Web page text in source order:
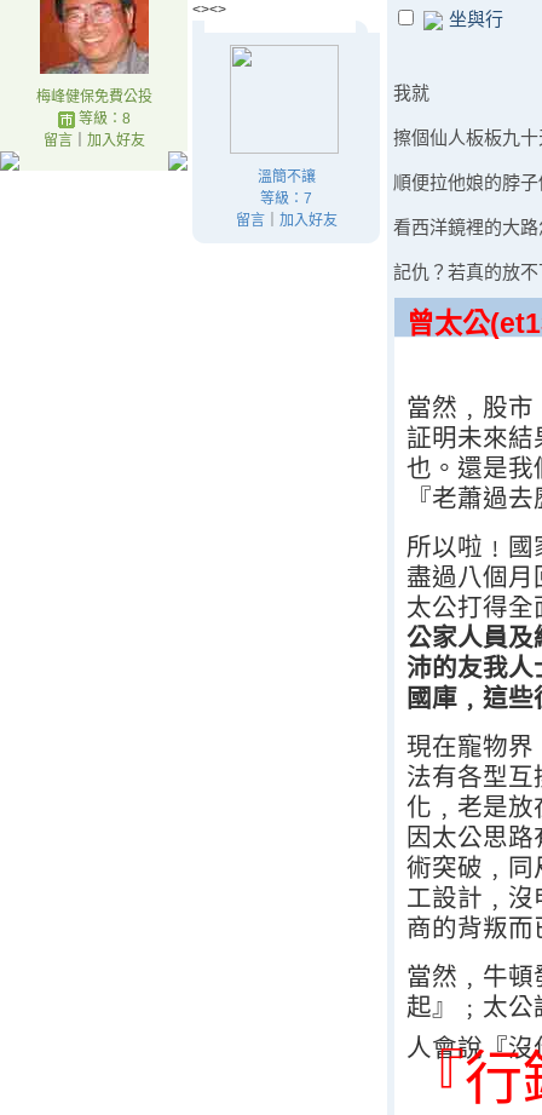
梅峰健保免費公投
等級：8
留言｜ 加入好友
<><>
溫簡不讓
等級：7
留言｜ 加入好友
坐與行
我就
擦個仙人板板九
順便拉他娘的脖
看西洋鏡裡的大
記仇？若真的放
曾太公
當然﹐股
証明未來結
也。還是我
『老蕭過
所以啦﹗
盡過八個
太公打得全
公家人員及
沛的友我
國庫﹐這
現在寵物界
法有各型
化﹐老是放
因太公思
術突破﹐同
工設計﹐
商的背叛而
當然﹐牛頓
起』﹔太
人會說『
『行